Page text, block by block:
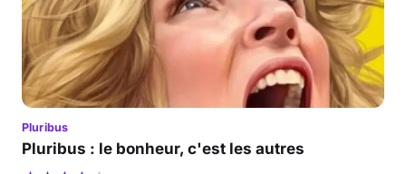
Pluribus
Pluribus : le bonheur, c'est les autres